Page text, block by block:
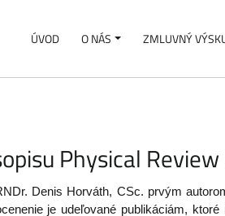
ÚVOD O NÁS ZMLUVNÝ
Physical Review
Denis Horváth, CSc. prvým
je udeľované publikáciám,